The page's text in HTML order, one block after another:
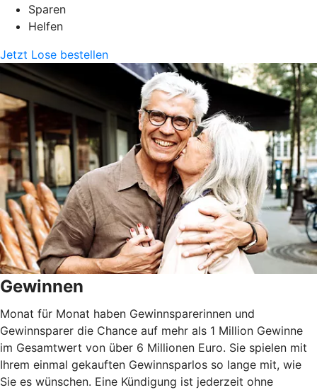
Sparen
Helfen
Jetzt Lose bestellen
Gewinnen
Monat für Monat haben Gewinnsparerinnen und
Gewinnsparer die Chance auf mehr als 1 Million Gewinne
im Gesamtwert von über 6 Millionen Euro. Sie spielen mit
Ihrem einmal gekauften Gewinnsparlos so lange mit, wie
Sie es wünschen. Eine Kündigung ist jederzeit ohne